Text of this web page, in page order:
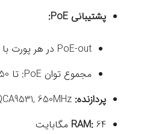
پشتیبانی PoE:
PoE-out در هر پورت با توان خروجی حداکثر 30 وات
مجموع توان PoE: تا 750 وات
پردازنده:
RAM: 64 مگابایت